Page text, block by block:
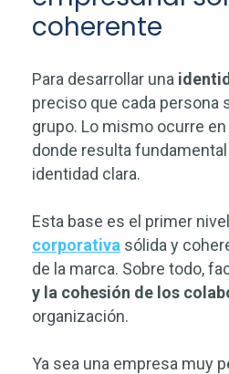
coherente
Para desarrollar una
preciso que cada persona
grupo. Lo mismo ocurre
donde resulta
identidad clara.
Esta base es el primer
corporativa sólida y
de la marca. Sobre todo,
y la cohesión de los
organización.
Ya sea una empresa muy